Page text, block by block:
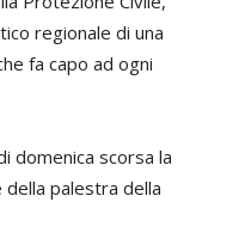
regionale di una
fa capo ad ogni
domenica scorsa la
palestra della